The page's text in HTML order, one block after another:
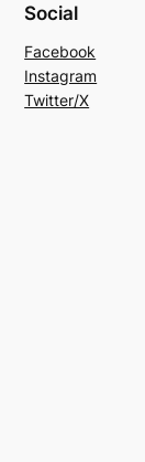
Social
Facebook
Instagram
Twitter/X